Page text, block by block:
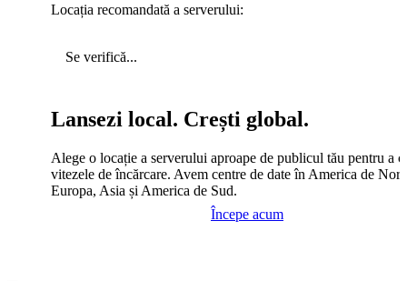
Locația recomandată a serverului:
Se verifică...
Lansezi local. Crești global.
Alege o locație a serverului aproape de publicul tău pentru a
vitezele de încărcare. Avem centre de date în America de
Europa, Asia și America de Sud.
Începe acum